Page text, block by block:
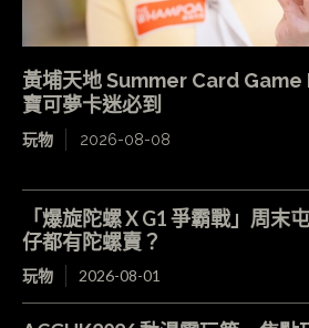
黃埔天地 Summer Card
寶可夢卡迷必到
玩物 2026-08-08
「爆旋陀螺 X G1 爭霸戰」周
仔都有陀螺賣？
玩物 2026-08-01